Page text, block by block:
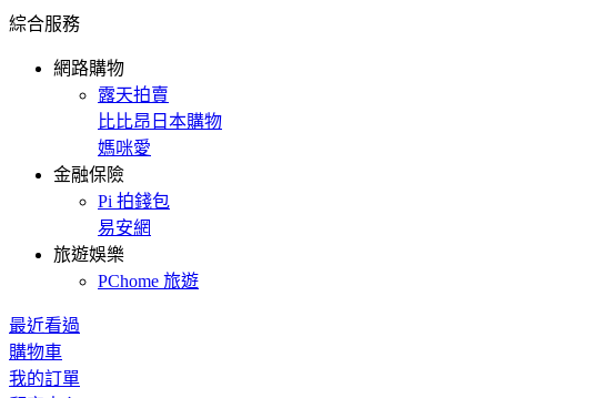
綜合服務
網路購物
露天拍賣
比比昂日本購物
媽咪愛
金融保險
Pi 拍錢包
易安網
旅遊娛樂
PChome 旅遊
最近看過
購物車
我的訂單